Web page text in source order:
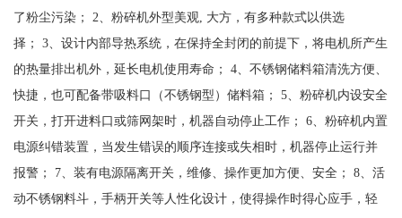
了粉尘污染； 2、粉碎机外型美观, 大方，有多种款式以供选
择； 3、设计内部导热系统，在保持全封闭的前提下，将电机所产生
的热量排出机外，延长电机使用寿命； 4、不锈钢储料箱清洗方便、
快捷，也可配备带吸料口（不锈钢型）储料箱； 5、粉碎机内设安全
开关，打开进料口或筛网架时，机器自动停止工作； 6、粉碎机内置
电源纠错装置，当发生错误的顺序连接或失相时，机器停止运行并
报警； 7、装有电源隔离开关，维修、操作更加方便、安全； 8、活
动不锈钢料斗，手柄开关等人性化设计，使得操作时得心应手，轻